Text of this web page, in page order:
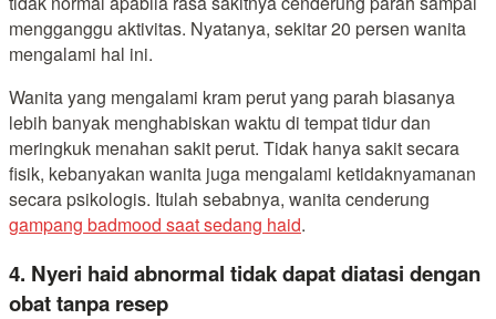
mengganggu aktivitas. Nyatanya, sekitar 20 persen wanita
mengalami hal ini.
Wanita yang mengalami kram perut yang parah biasanya
lebih banyak menghabiskan waktu di tempat tidur dan
meringkuk menahan sakit perut. Tidak hanya sakit secara
fisik, kebanyakan wanita juga mengalami ketidaknyamanan
secara psikologis. Itulah sebabnya, wanita cenderung
gampang badmood saat sedang haid.
4. Nyeri haid abnormal tidak dapat diatasi dengan
obat tanpa resep